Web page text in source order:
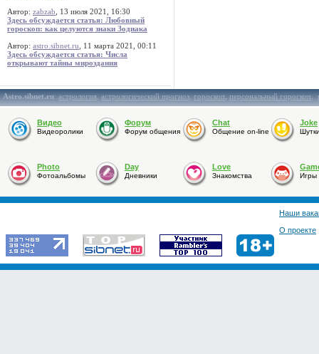
Автор: zabzab , 13 июля 2021, 16:30
Здесь обсуждается статья: Любовный
гороскоп: как целуются знаки Зодиака
Автор: astro.sibnet.ru , 11 марта 2021, 00:11
Здесь обсуждается статья: Числа
открывают тайны мироздания
Astro.sibnet.ru:астрология,астрологический прогноз,гороскоп,персональный гороскоп,
Видео
Видеоролики
Форум
Форум общения
Chat
Общение on-line
Joke
Photo
Фотоальбомы
Day
Дневники
Love
Знакомства Игры
Наши
О проекте